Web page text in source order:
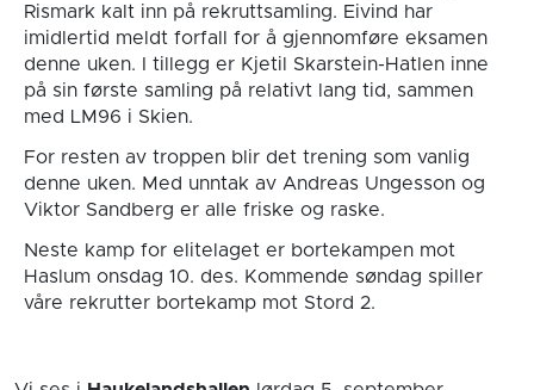
Rismark kalt inn på rekruttsamling. Eivind har
imidlertid meldt forfall for å gjennomføre eksamen
denne uken. I tillegg er Kjetil Skarstein-Hatlen inne
på sin første samling på relativt lang tid, sammen
med LM96 i Skien.
For resten av troppen blir det trening som vanlig
denne uken. Med unntak av Andreas Ungesson og
Viktor Sandberg er alle friske og raske.
Neste kamp for elitelaget er bortekampen mot
Haslum onsdag 10. des. Kommende søndag spiller
våre rekrutter bortekamp mot Stord 2.